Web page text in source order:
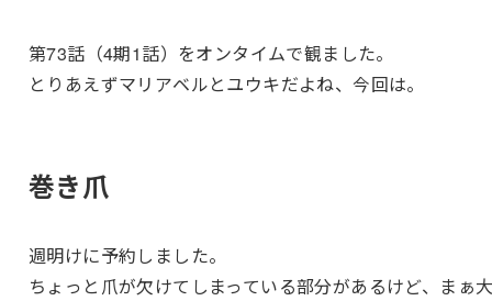
第73話（4期1話）をオンタイムで観ました。
とりあえずマリアベルとユウキだよね、今回は。
巻き爪
週明けに予約しました。
ちょっと爪が欠けてしまっている部分があるけど、まぁ